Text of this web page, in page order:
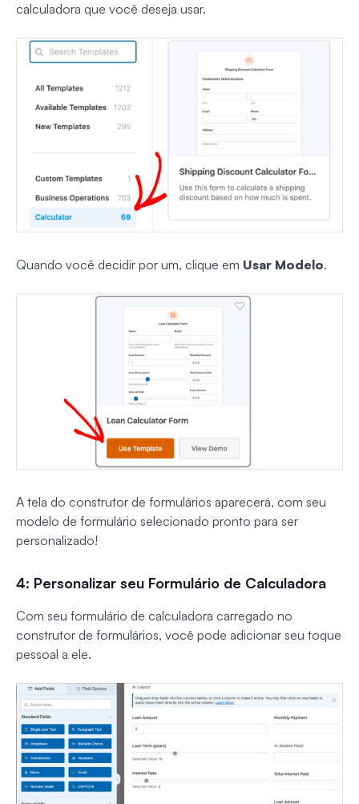
calculadora que você deseja usar.
Quando você decidir por um, clique em Usar Modelo.
A tela do construtor de formulários aparecerá, com seu
modelo de formulário selecionado pronto para ser
personalizado!
4: Personalizar seu Formulário de Calculadora
Com seu formulário de calculadora carregado no
construtor de formulários, você pode adicionar seu toque
pessoal a ele.